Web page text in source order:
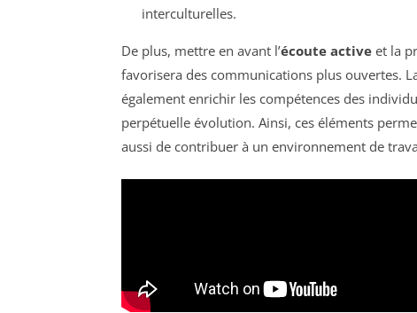
interculturelles.
De plus, mettre en avant l’écoute active et la
favorisera des communications plus ouvertes.
également enrichir les compétences des
perpétuelle évolution. Ainsi, ces éléments
aussi de contribuer à un environnement de